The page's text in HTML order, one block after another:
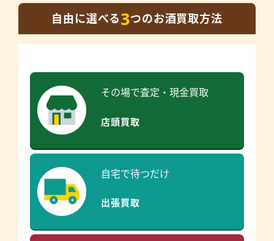
自由に選べる3つのお酒買取方法
その場で査定・現金買取
店頭買取
自宅で待つだけ
出張買取